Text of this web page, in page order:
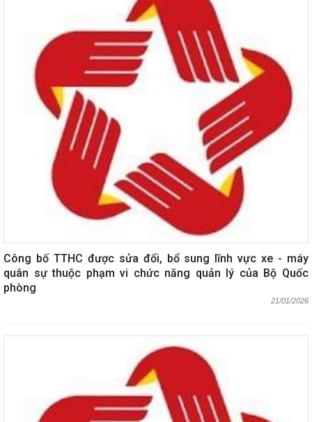
Công bố TTHC được sửa đổi, bổ sung lĩnh vực xe - máy
quân sự thuộc phạm vi chức năng quản lý của Bộ Quốc
phòng
21/01/2026